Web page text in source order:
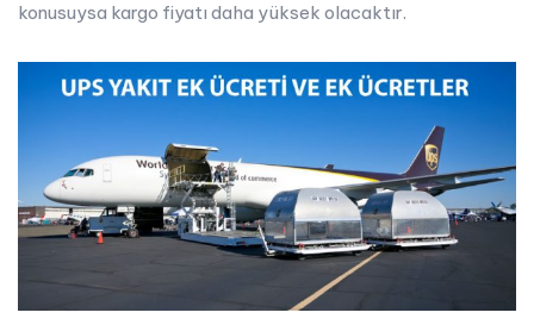
konusuysa kargo fiyatı daha yüksek olacaktır.